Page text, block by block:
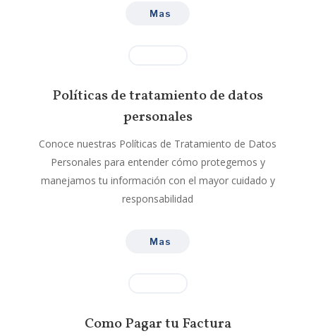
Mas
Políticas de tratamiento de datos
personales
Conoce nuestras Políticas de Tratamiento de Datos
Personales para entender cómo protegemos y
manejamos tu información con el mayor cuidado y
responsabilidad
Mas
Como Pagar tu Factura